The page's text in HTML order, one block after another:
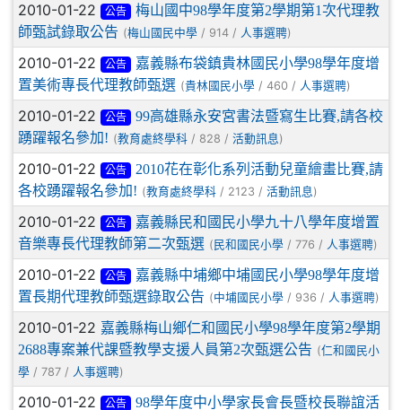
2010-01-22 公告
梅山國中98學年度第2學期第1次代理教
師甄試錄取公告 (梅山國民中學 / 914 / 人事選聘)
2010-01-22 公告
嘉義縣布袋鎮貴林國民小學98學年度增
置美術專長代理教師甄選 (貴林國民小學 / 460 / 人事選聘)
2010-01-22 公告
99高雄縣永安宮書法暨寫生比賽,請各校
踴躍報名參加! (教育處終學科 / 828 / 活動訊息 )
2010-01-22 公告
2010花在彰化系列活動兒童繪畫比賽,請
各校踴躍報名參加! (教育處終學科 / 2123 / 活動訊息 )
2010-01-22 公告
嘉義縣民和國民小學九十八學年度增置
音樂專長代理教師第二次甄選 ( 民和國民小學 / 776 / 人事選聘)
2010-01-22 公告
嘉義縣中埔鄉中埔國民小學98學年度增
置長期代理教師甄選錄取公告 (中埔國民小學 / 936 / 人事選聘)
2010-01-22 嘉義縣梅山鄉仁和國民小學98學年度第2學期
2688專案兼代課暨教學支援人員第2次甄選公告 (仁和國民小
學 / 787 / 人事選聘)
2010-01-22 公告
98學年度中小學家長會長暨校長聯誼活